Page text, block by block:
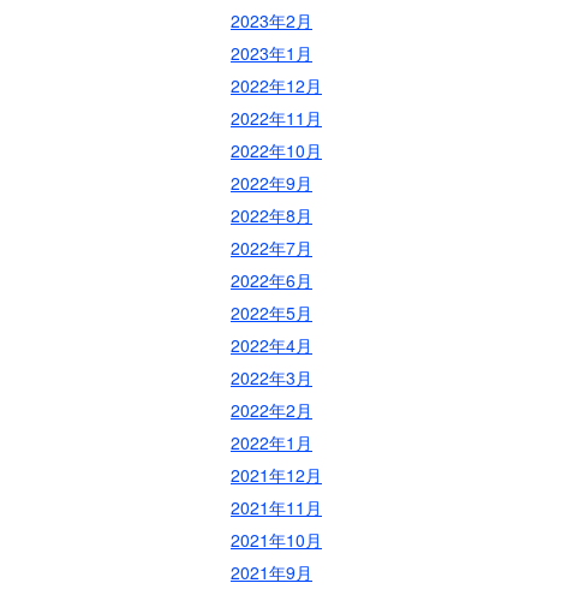
2023年2月
2023年1月
2022年12月
2022年11月
2022年10月
2022年9月
2022年8月
2022年7月
2022年6月
2022年5月
2022年4月
2022年3月
2022年2月
2022年1月
2021年12月
2021年11月
2021年10月
2021年9月